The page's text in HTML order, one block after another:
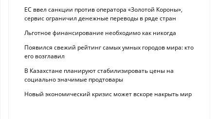
ЕС ввел санкции против оператора «Золотой Короны»,
сервис ограничил денежные переводы в ряде стран
Льготное финансирование необходимо как никогда
Появился свежий рейтинг самых умных городов мира: кто
его возглавил
В Казахстане планируют стабилизировать цены на
социально значимые продтовары
Новый экономический кризис может вскоре накрыть мир